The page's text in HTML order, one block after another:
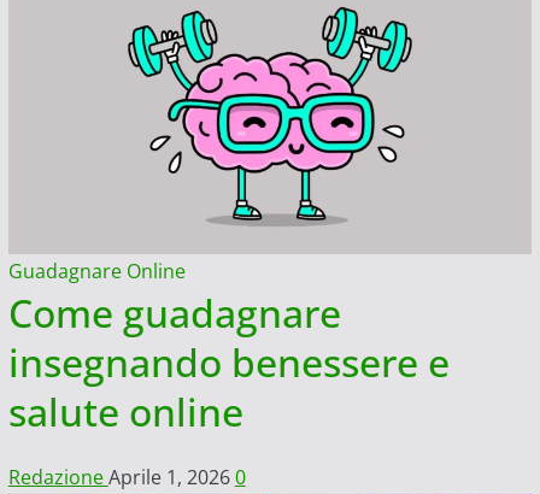
Guadagnare Online
Come guadagnare
insegnando benessere e
salute online
RedazioneAprile 1, 20260